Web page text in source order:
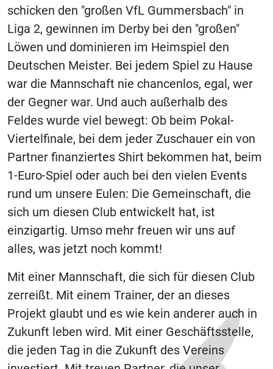
schicken den "großen VfL Gummersbach" in
Liga 2, gewinnen im Derby bei den "großen"
Löwen und dominieren im Heimspiel den
Deutschen Meister. Bei jedem Spiel zu Hause
war die Mannschaft nie chancenlos, egal, wer
der Gegner war. Und auch außerhalb des
Feldes wurde viel bewegt: Ob beim Pokal-
Viertelfinale, bei dem jeder Zuschauer ein von
Partner finanziertes Shirt bekommen hat, beim
1-Euro-Spiel oder auch bei den vielen Events
rund um unsere Eulen: Die Gemeinschaft, die
sich um diesen Club entwickelt hat, ist
einzigartig. Umso mehr freuen wir uns auf
alles, was jetzt noch kommt!
Mit einer Mannschaft, die sich für diesen Club
zerreißt. Mit einem Trainer, der an dieses
Projekt glaubt und es wie kein anderer auch in
Zukunft leben wird. Mit einer Geschäftsstelle,
die jeden Tag in die Zukunft des Vereins